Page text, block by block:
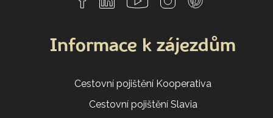
Informace k zájezdům
Cestovní pojištění Kooperativa
Cestovní pojištění Slavia